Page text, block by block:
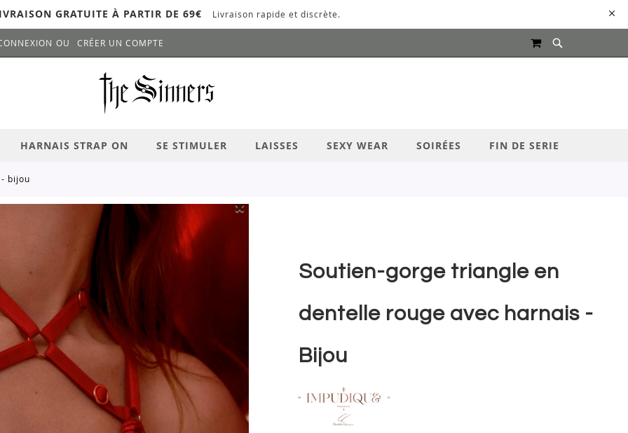
GRATUITE À PARTIR DE 69€ Livraison rapide et discrète.
CRÉER UN COMPTE
LA RECHERCHE # APPUYEZ SUR LA TOUCHE "ENTRER" POUR LANCER LA RECHERCHE
MON PANIER
HARNAIS STRAP ON SE STIMULER LAISSES SEXY WEAR SOIRÉES FIN DE SERIE
bijou
Soutien-gorge triangle en
dentelle rouge avec harnais -
Bijou